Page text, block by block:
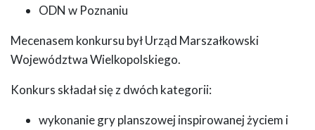
ODN w Poznaniu
Mecenasem konkursu był Urząd Marszałkowski
Województwa Wielkopolskiego.
Konkurs składał się z dwóch kategorii:
wykonanie gry planszowej inspirowanej życiem i